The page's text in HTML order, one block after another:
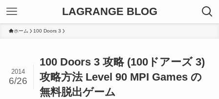
LAGRANGE BLOG
ホーム 100 Doors 3
100 Doors 3 攻略 (100ドアーズ 3)
攻略方法 Level 90 MPI Games の
無料脱出ゲーム
2014
6/26